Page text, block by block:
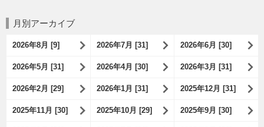
月別アーカイブ
2026年8月 [9] 2026年7月 [31] 2026年6月 [30]
2026年5月 [31] 2026年4月 [30] 2026年3月 [31]
2026年2月 [29] 2026年1月 [31] 2025年12月 [31]
2025年11月 [30] 2025年10月 [29] 2025年9月 [30]